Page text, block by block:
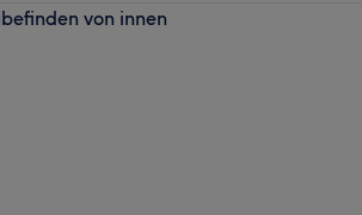
von innen